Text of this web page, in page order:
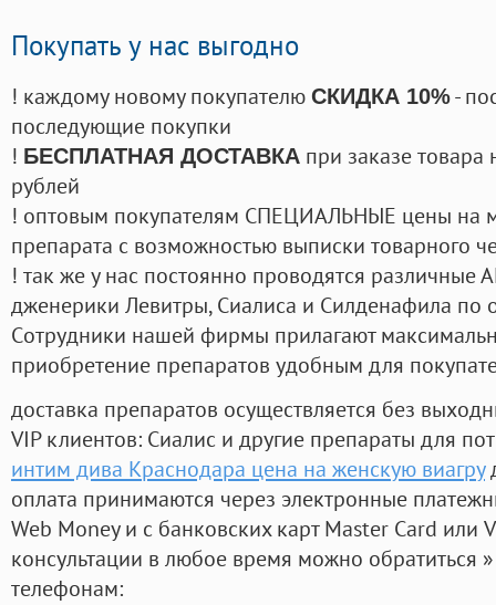
Покупать у нас выгодно
! каждому новому покупателю СКИДКА 10%-
последующие покупки
! БЕСПЛАТНАЯ ДОСТАВКА при заказе
рублей
! оптовым покупателям СПЕЦИАЛЬНЫЕ цены на
препарата с возможностью выписки товарного
! так же у нас постоянно проводятся
дженерики Левитры, Сиалиса и Силденафила по
Cотрудники нашей фирмы прилагают
приобретение препаратов удобным для
доставка препаратов осуществляется без
VIP клиентов: Сиалис и другие препараты для
интим дива Краснодара цена на женскую виагру
оплата принимаются через электронные
Web Money и с банковских карт Master Card или
консультации в любое время можно обратиться
телефонам: